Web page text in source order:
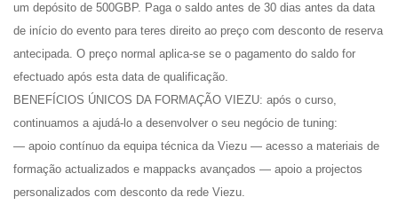
um depósito de 500GBP. Paga o saldo antes de 30 dias antes da data
de início do evento para teres direito ao preço com desconto de reserva
antecipada. O preço normal aplica-se se o pagamento do saldo for
efectuado após esta data de qualificação.
BENEFÍCIOS ÚNICOS DA FORMAÇÃO VIEZU: após o curso,
continuamos a ajudá-lo a desenvolver o seu negócio de tuning:
— apoio contínuo da equipa técnica da Viezu — acesso a materiais de
formação actualizados e mappacks avançados — apoio a projectos
personalizados com desconto da rede Viezu.